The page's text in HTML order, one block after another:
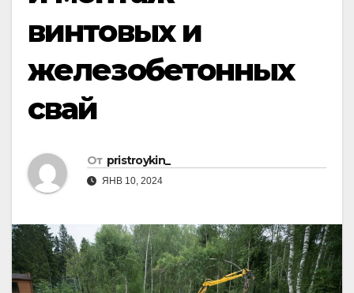
винтовых и
железобетонных
свай
От pristroykin_
ЯНВ 10, 2024